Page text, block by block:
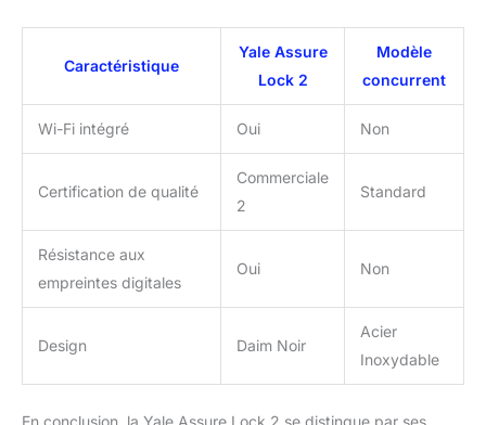
Caractéristique
Yale Assure
Lock 2
Modèle
concurrent
Wi-Fi intégré Oui Non
Certification de qualité
Commerciale
2
Standard
Résistance aux
empreintes digitales
Oui Non
Design Daim Noir
Acier
Inoxydable